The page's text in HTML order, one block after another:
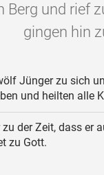
Berg und rief
gingen hin
Jünger zu sich
und heilten alle
der Zeit, dass er
zu Gott.